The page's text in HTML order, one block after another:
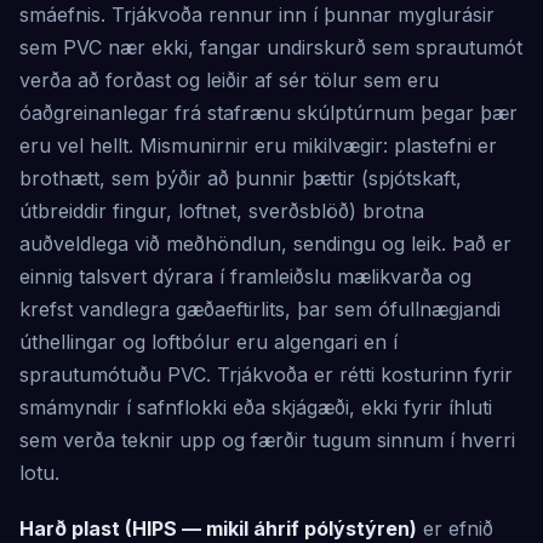
smáefnis. Trjákvoða rennur inn í þunnar myglurásir
sem PVC nær ekki, fangar undirskurð sem sprautumót
verða að forðast og leiðir af sér tölur sem eru
óaðgreinanlegar frá stafrænu skúlptúrnum þegar þær
eru vel hellt. Mismunirnir eru mikilvægir: plastefni er
brothætt, sem þýðir að þunnir þættir (spjótskaft,
útbreiddir fingur, loftnet, sverðsblöð) brotna
auðveldlega við meðhöndlun, sendingu og leik. Það er
einnig talsvert dýrara í framleiðslu mælikvarða og
krefst vandlegra gæðaeftirlits, þar sem ófullnægjandi
úthellingar og loftbólur eru algengari en í
sprautumótuðu PVC. Trjákvoða er rétti kosturinn fyrir
smámyndir í safnflokki eða skjágæði, ekki fyrir íhluti
sem verða teknir upp og færðir tugum sinnum í hverri
lotu.
Harð plast (HIPS — mikil áhrif pólýstýren) er efnið